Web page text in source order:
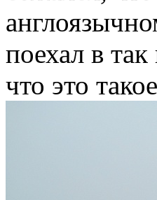
поехал в
что это